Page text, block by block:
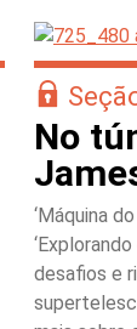
No
‘Máquina
desafios e